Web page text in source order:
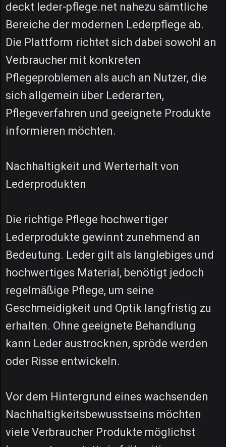
deckt leder-pflege.net nahezu sämtliche
Bereiche der modernen Lederpflege ab.
Die Plattform richtet sich dabei sowohl an
Verbraucher mit konkreten
Pflegeproblemen als auch an Nutzer, die
sich allgemein über Lederarten,
Pflegeverfahren und geeignete Produkte
informieren möchten.
Nachhaltigkeit und Werterhalt von
Lederprodukten
Die richtige Pflege hochwertiger
Lederprodukte gewinnt zunehmend an
Bedeutung. Leder gilt als langlebiges und
hochwertiges Material, benötigt jedoch
regelmäßige Pflege, um seine
Geschmeidigkeit und Optik langfristig zu
erhalten. Ohne geeignete Behandlung
kann Leder austrocknen, spröde werden
oder Risse entwickeln.
Vor dem Hintergrund eines wachsenden
Nachhaltigkeitsbewusstseins möchten
viele Verbraucher Produkte möglichst